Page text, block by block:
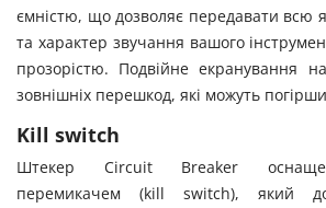
ємністю, що дозволяє передавати всю
та характер звучання вашого
прозорістю. Подвійне екранування
зовнішніх перешкод, які можуть
Kill switch
Штекер Circuit Breaker
перемикачем (kill switch), який